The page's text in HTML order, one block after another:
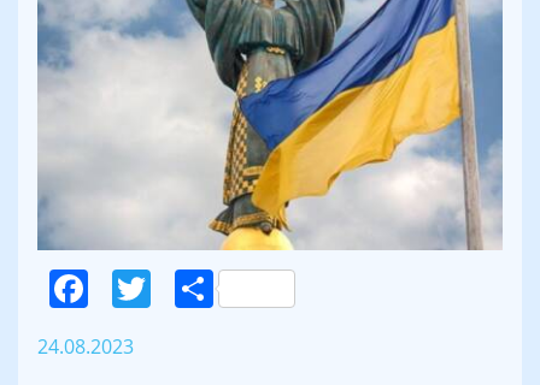
Facebook
Twitter
Поділитися
24.08.2023